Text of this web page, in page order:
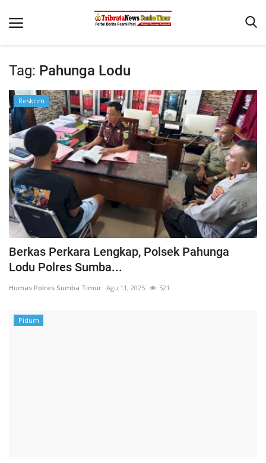
Terms & Conditions
Reskrim
Binkam
Giat Ops
Polisi Kita
Mitra Polisi
Lantas
Jurnal Kamtibmas
Tag: Pahunga Lodu
Reskrim
Berkas Perkara Lengkap, Polsek Pahunga
Lodu Polres Sumba...
Humas Polres Sumba Timur Agu 11, 2025 521
Pidum